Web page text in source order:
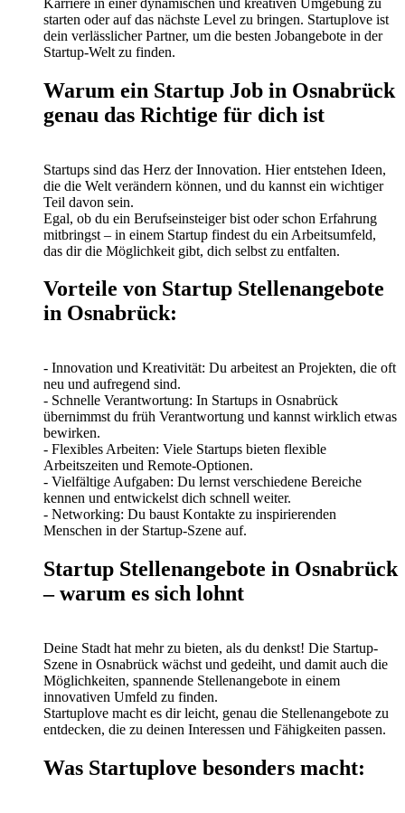
starten oder auf das nächste Level zu bringen. Startuplove ist
dein verlässlicher Partner, um die besten Jobangebote in der
Startup-Welt zu finden.
Warum ein Startup Job in Osnabrück
genau das Richtige für dich ist
Startups sind das Herz der Innovation. Hier entstehen Ideen,
die die Welt verändern können, und du kannst ein wichtiger
Teil davon sein.
Egal, ob du ein Berufseinsteiger bist oder schon Erfahrung
mitbringst – in einem Startup findest du ein Arbeitsumfeld,
das dir die Möglichkeit gibt, dich selbst zu entfalten.
Vorteile von Startup Stellenangebote
in Osnabrück:
- Innovation und Kreativität: Du arbeitest an Projekten, die oft
neu und aufregend sind.
- Schnelle Verantwortung: In Startups in Osnabrück
übernimmst du früh Verantwortung und kannst wirklich etwas
bewirken.
- Flexibles Arbeiten: Viele Startups bieten flexible
Arbeitszeiten und Remote-Optionen.
- Vielfältige Aufgaben: Du lernst verschiedene Bereiche
kennen und entwickelst dich schnell weiter.
- Networking: Du baust Kontakte zu inspirierenden
Menschen in der Startup-Szene auf.
Startup Stellenangebote in Osnabrück
– warum es sich lohnt
Deine Stadt hat mehr zu bieten, als du denkst! Die Startup-
Szene in Osnabrück wächst und gedeiht, und damit auch die
Möglichkeiten, spannende Stellenangebote in einem
innovativen Umfeld zu finden.
Startuplove macht es dir leicht, genau die Stellenangebote zu
entdecken, die zu deinen Interessen und Fähigkeiten passen.
Was Startuplove besonders macht: